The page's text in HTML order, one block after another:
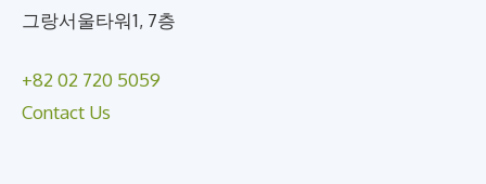
그랑서울타워1, 7층
+82 02 720 5059
Contact Us